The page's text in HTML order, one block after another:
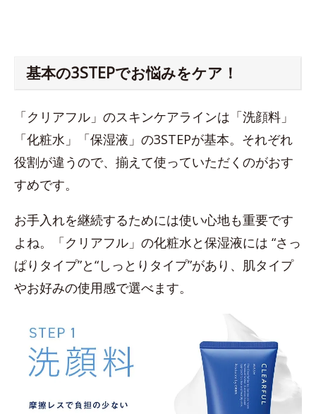
基本の3STEPでお悩みをケア！
「クリアフル」のスキンケアラインは「洗顔料」
「化粧水」「保湿液」の3STEPが基本。それぞれ
役割が違うので、揃えて使っていただくのがおす
すめです。
お手入れを継続するためには使い心地も重要です
よね。「クリアフル」の化粧水と保湿液には “さっ
ぱりタイプ”と“しっとりタイプ”があり、肌タイプ
やお好みの使用感で選べます。